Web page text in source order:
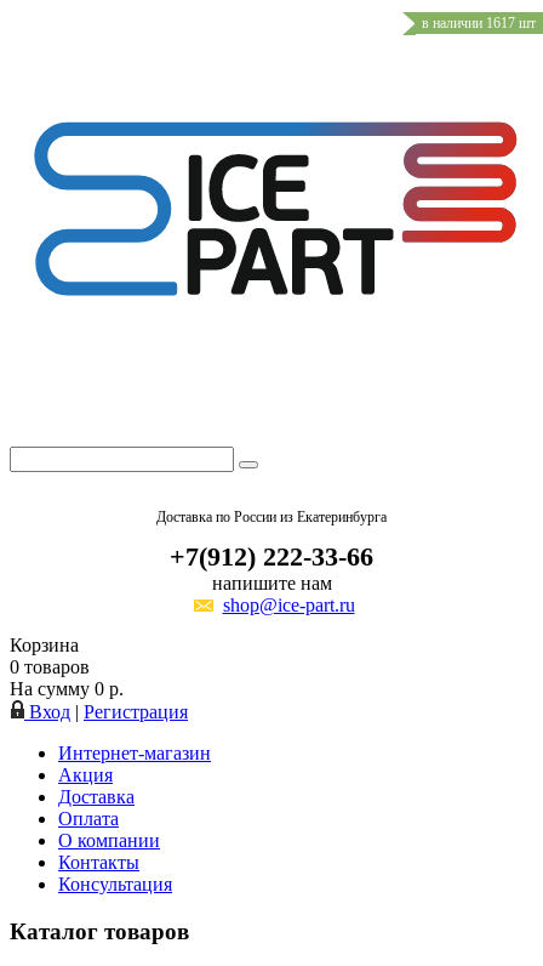
Доставка по России из Екатеринбурга
+7(912) 222-33-66
напишите нам
shop@ice-part.ru
Корзина
0 товаров
На сумму 0 р.
Вход | Регистрация
Интернет-магазин
Акция
Доставка
Оплата
О компании
Контакты
Консультация
Каталог товаров
в наличии 1617 шт